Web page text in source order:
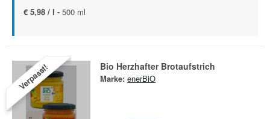
€ 5,98 / l - 500 ml
Verpasst! Bio Herzhafter Brotaufstrich
Marke: enerBiO